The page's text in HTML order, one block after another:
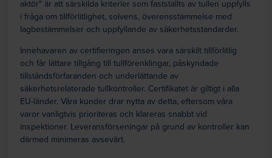
aktör" är att särskilda kriterier som fastställts av tullen uppfylls
i fråga om tillförlitlighet, solvens, överensstämmelse med
lagbestämmelser och uppfyllande av säkerhetsstandarder.
Innehavaren av certifieringen anses vara särskilt tillförlitlig
och får lättare tillgång till tullförenklingar, påskyndade
tillståndsförfaranden och underlättande av
säkerhetsrelaterade tullkontroller. Certifikatet är giltigt i alla
EU-länder. Våra kunder drar nytta av detta, eftersom våra
varor vanligtvis prioriteras och klareras snabbt vid
inspektioner. Leveransförseningar på grund av kontroller kan
därmed minimeras avsevärt.